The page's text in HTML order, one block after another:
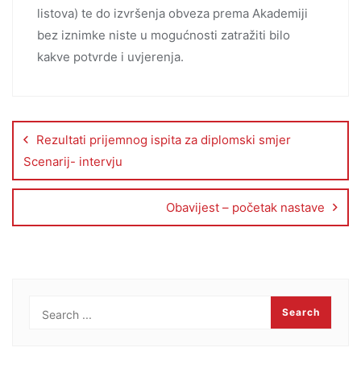
listova) te do izvršenja obveza prema Akademiji
bez iznimke niste u mogućnosti zatražiti bilo
kakve potvrde i uvjerenja.
Rezultati prijemnog ispita za diplomski smjer
Scenarij- intervju
Obavijest – početak nastave